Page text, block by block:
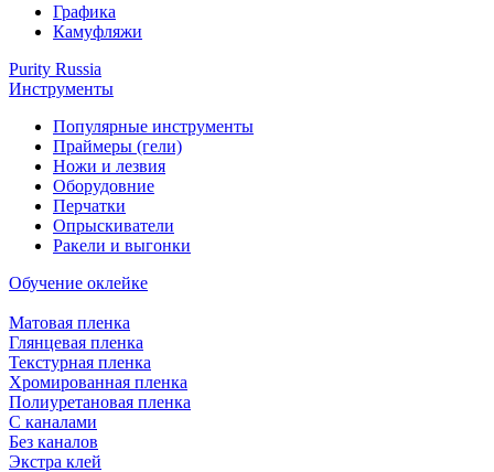
Графика
Камуфляжи
Purity Russia
Инструменты
Популярные инструменты
Праймеры (гели)
Ножи и лезвия
Оборудовние
Перчатки
Опрыскиватели
Ракели и выгонки
Обучение оклейке
Матовая пленка
Глянцевая пленка
Текстурная пленка
Хромированная пленка
Полиуретановая пленка
С каналами
Без каналов
Экстра клей